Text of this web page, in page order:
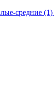
средние (1)